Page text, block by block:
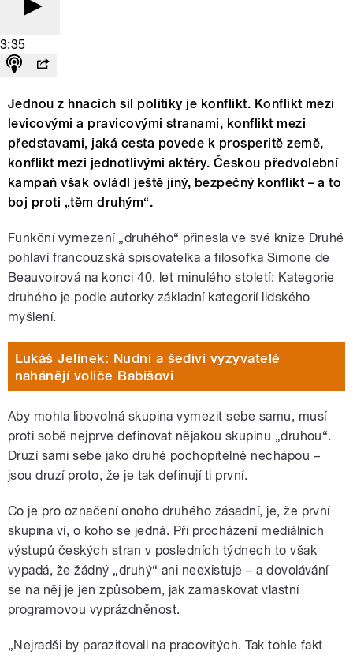
3:35
Jednou z hnacích sil politiky je konflikt. Konflikt mezi
levicovými a pravicovými stranami, konflikt mezi
představami, jaká cesta povede k prosperitě země,
konflikt mezi jednotlivými aktéry. Českou předvolební
kampaň však ovládl ještě jiný, bezpečný konflikt – a to
boj proti „těm druhým“.
Funkční vymezení „druhého“ přinesla ve své knize Druhé
pohlaví francouzská spisovatelka a filosofka Simone de
Beauvoirová na konci 40. let minulého století: Kategorie
druhého je podle autorky základní kategorií lidského
myšlení.
Lukáš Jelínek: Nudní a šediví vyzyvatelé
nahánějí voliče Babišovi
Aby mohla libovolná skupina vymezit sebe samu, musí
proti sobě nejprve definovat nějakou skupinu „druhou“.
Druzí sami sebe jako druhé pochopitelně nechápou –
jsou druzí proto, že je tak definují ti první.
Co je pro označení onoho druhého zásadní, je, že první
skupina ví, o koho se jedná. Při procházení mediálních
výstupů českých stran v posledních týdnech to však
vypadá, že žádný „druhý“ ani neexistuje – a dovolávání
se na něj je jen způsobem, jak zamaskovat vlastní
programovou vyprázdněnost.
„Nejradši by parazitovali na pracovitých. Tak tohle fakt